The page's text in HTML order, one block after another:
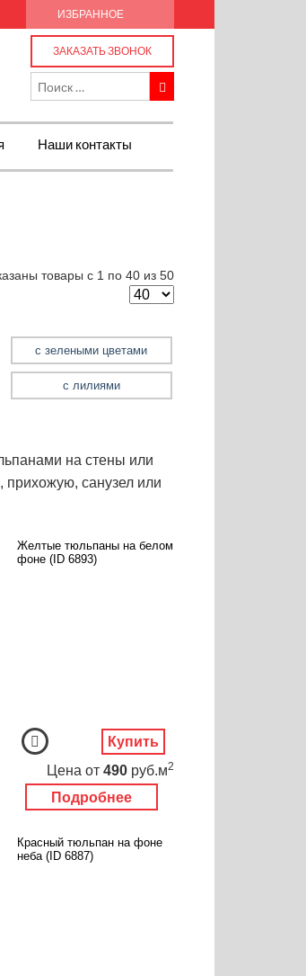
ИЗБРАННОЕ
ЗАКАЗАТЬ ЗВОНОК
Наши контакты
товары с 1 по 40 из 50
с зелеными цветами
с лилиями
на стены или
прихожую, санузел или
Желтые тюльпаны на белом
фоне (ID 6893)
Подробнее
Цена от 490 руб.м2
Купить
Красный тюльпан на фоне
неба (ID 6887)